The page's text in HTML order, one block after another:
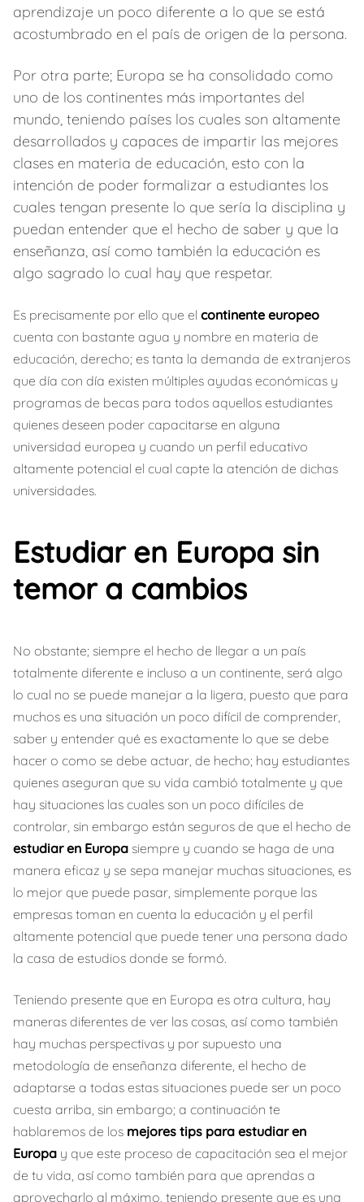
aprendizaje un poco diferente a lo que se está
acostumbrado en el país de origen de la persona.
Por otra parte; Europa se ha consolidado como
uno de los continentes más importantes del
mundo, teniendo países los cuales son altamente
desarrollados y capaces de impartir las mejores
clases en materia de educación, esto con la
intención de poder formalizar a estudiantes los
cuales tengan presente lo que sería la disciplina y
puedan entender que el hecho de saber y que la
enseñanza, así como también la educación es
algo sagrado lo cual hay que respetar.
Es precisamente por ello que el continente europeo
cuenta con bastante agua y nombre en materia de
educación, derecho; es tanta la demanda de extranjeros
que día con día existen múltiples ayudas económicas y
programas de becas para todos aquellos estudiantes
quienes deseen poder capacitarse en alguna
universidad europea y cuando un perfil educativo
altamente potencial el cual capte la atención de dichas
universidades.
Estudiar en Europa sin
temor a cambios
No obstante; siempre el hecho de llegar a un país
totalmente diferente e incluso a un continente, será algo
lo cual no se puede manejar a la ligera, puesto que para
muchos es una situación un poco difícil de comprender,
saber y entender qué es exactamente lo que se debe
hacer o como se debe actuar, de hecho; hay estudiantes
quienes aseguran que su vida cambió totalmente y que
hay situaciones las cuales son un poco difíciles de
controlar, sin embargo están seguros de que el hecho de
estudiar en Europa siempre y cuando se haga de una
manera eficaz y se sepa manejar muchas situaciones, es
lo mejor que puede pasar, simplemente porque las
empresas toman en cuenta la educación y el perfil
altamente potencial que puede tener una persona dado
la casa de estudios donde se formó.
Teniendo presente que en Europa es otra cultura, hay
maneras diferentes de ver las cosas, así como también
hay muchas perspectivas y por supuesto una
metodología de enseñanza diferente, el hecho de
adaptarse a todas estas situaciones puede ser un poco
cuesta arriba, sin embargo; a continuación te
hablaremos de los mejores tips para estudiar en
Europa y que este proceso de capacitación sea el mejor
de tu vida, así como también para que aprendas a
aprovecharlo al máximo, teniendo presente que es una